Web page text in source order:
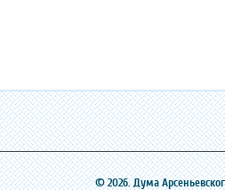
© 2026. Дума